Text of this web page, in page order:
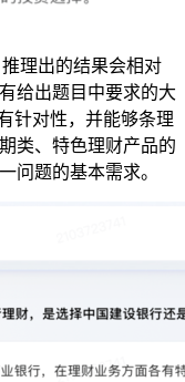
理出的结果会相对
给出题目中要求的大
针对性，并能够条理
类、特色理财产品的
问题的基本需求。